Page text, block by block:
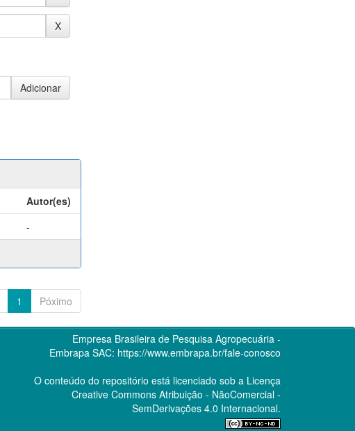
Autor(es)
-
1 Póximo
Empresa Brasileira de Pesquisa Agropecuária -
Embrapa SAC: https://www.embrapa.br/fale-conosco
O conteúdo do repositório está licenciado sob a Licença
Creative CommonsAtribuição - NãoComercial -
SemDerivações 4.0 Internacional.